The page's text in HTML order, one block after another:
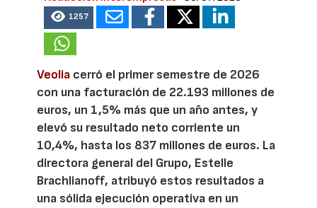
1257
Veolia cerró el primer semestre de 2026
con una facturación de 22.193 millones de
euros, un 1,5% más que un año antes, y
elevó su resultado neto corriente un
10,4%, hasta los 837 millones de euros. La
directora general del Grupo, Estelle
Brachlianoff, atribuyó estos resultados a
una sólida ejecución operativa en un